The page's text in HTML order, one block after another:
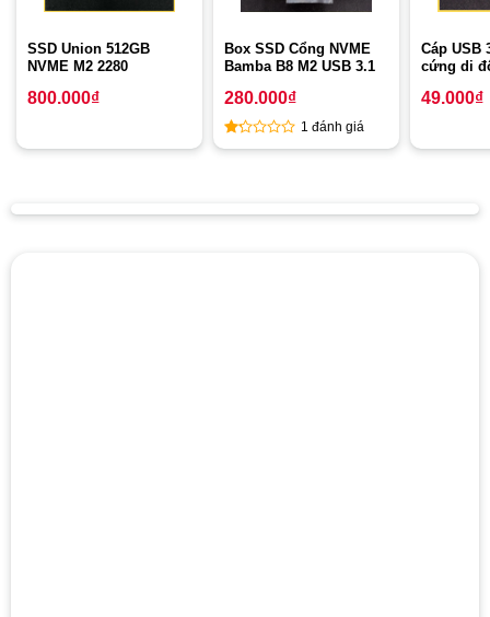
SSD Union 512GB
NVME M2 2280
800.000₫
Box SSD Cổng NVME
Bamba B8 M2 USB 3.1
1
280.000₫
1 đánh giá
Cáp USB
cứng di
49.000₫